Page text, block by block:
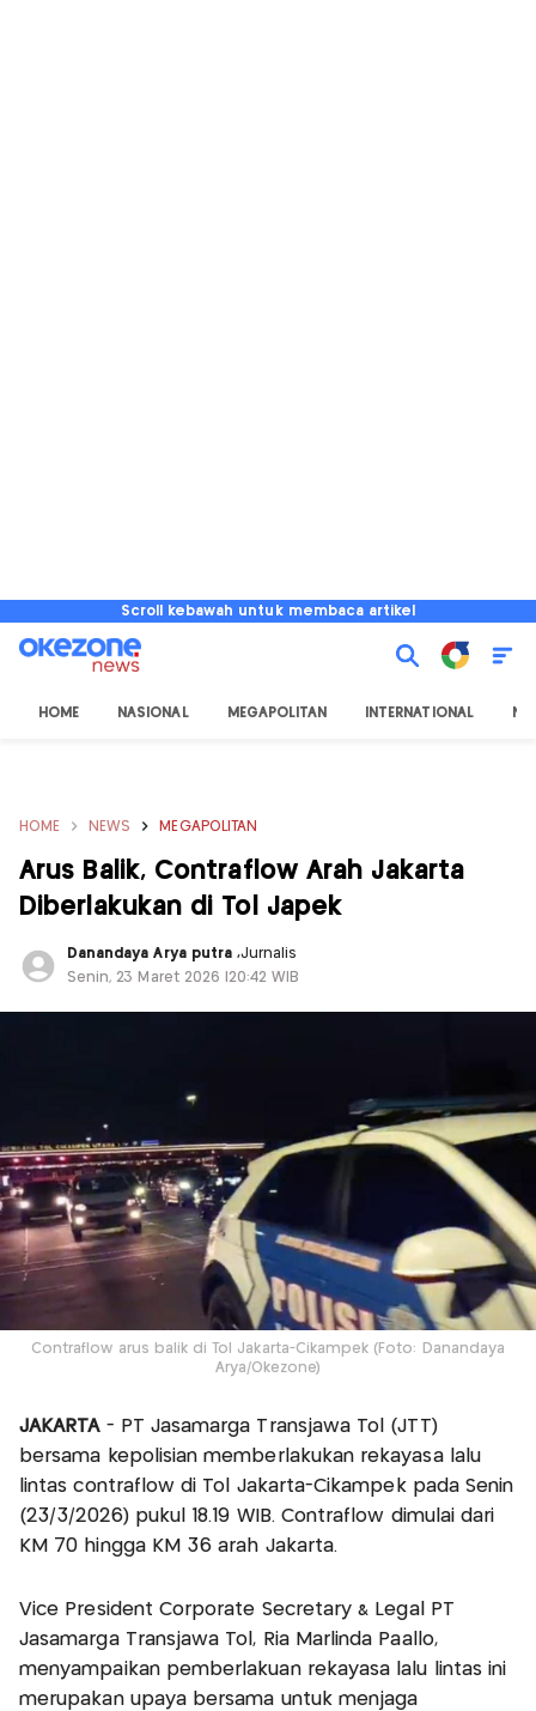
Scroll kebawah untuk membaca artikel
HOME NASIONAL MEGAPOLITAN INTERNATIONAL
HOME NEWS MEGAPOLITAN
Arus Balik, Contraflow Arah Jakarta
Diberlakukan di Tol Japek
Danandaya Arya putra,Jurnalis
Senin, 23 Maret 2026 |20:42 WIB
Contraflow arus balik di Tol Jakarta-Cikampek (Foto: Danandaya
Arya/Okezone)
JAKARTA - PT Jasamarga Transjawa Tol (JTT)
bersama kepolisian memberlakukan rekayasa lalu
lintas contraflow di Tol Jakarta-Cikampek pada Senin
(23/3/2026) pukul 18.19 WIB. Contraflow dimulai dari
KM 70 hingga KM 36 arah Jakarta.
Vice President Corporate Secretary & Legal PT
Jasamarga Transjawa Tol, Ria Marlinda Paallo,
menyampaikan pemberlakuan rekayasa lalu lintas ini
merupakan upaya bersama untuk menjaga